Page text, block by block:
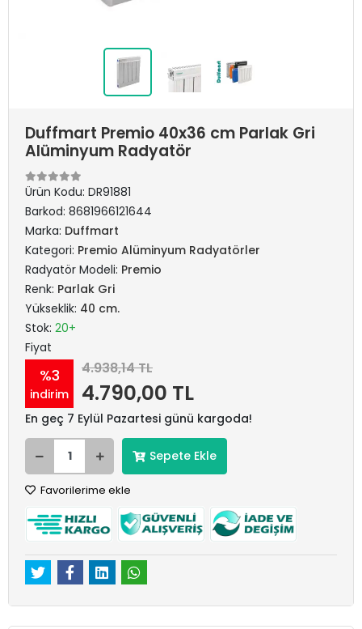
Duffmart Premio 40x36 cm Parlak Gri
Alüminyum Radyatör
Ürün Kodu: DR91881
Barkod: 8681966121644
Marka: Duffmart
Kategori: Premio Alüminyum Radyatörler
Radyatör Modeli: Premio
Renk: Parlak Gri
Yükseklik: 40 cm.
Stok: 20+
Fiyat
%3
indirim
4.938,14 TL
4.790,00 TL
En geç 7 Eylül Pazartesi günü kargoda!
Sepete Ekle
Favorilerime ekle